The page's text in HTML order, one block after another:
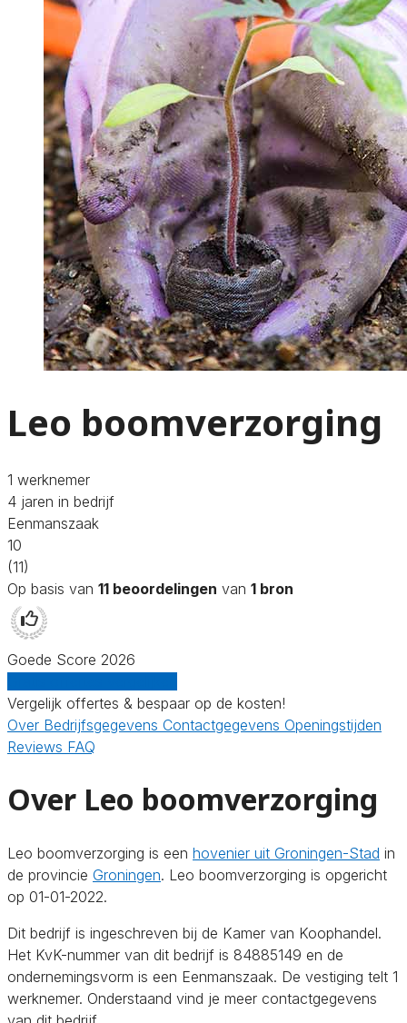
Leo boomverzorging
1 werknemer
4 jaren in bedrijf
Eenmanszaak
10
(11)
Op basis van 11 beoordelingen van 1 bron
Goede Score 2026
Vergelijk offertes & bespaar op de kosten!
Over Bedrijfsgegevens Contactgegevens Openingstijden
Reviews FAQ
Over Leo boomverzorging
Leo boomverzorging is een hovenier uit Groningen-Stad in
de provincie Groningen. Leo boomverzorging is opgericht
op 01-01-2022.
Dit bedrijf is ingeschreven bij de Kamer van Koophandel.
Het KvK-nummer van dit bedrijf is 84885149 en de
ondernemingsvorm is een Eenmanszaak. De vestiging telt 1
werknemer. Onderstaand vind je meer contactgegevens